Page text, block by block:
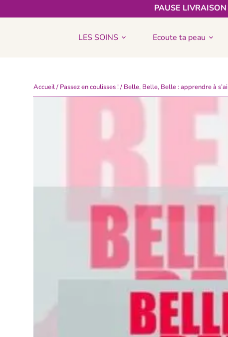
PAUSE
LES SOINS Ecoute ta peau
Accueil/ Passez en coulisses !/ Belle, Belle, Belle : apprendre à